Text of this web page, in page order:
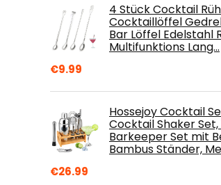
4 Stück Cocktail
Cocktaillöffel
Bar Löffel Edelstahl
Multifunktions Lang…
€9.99
Hossejoy Cocktail
Cocktail Shaker Set,
Barkeeper Set mit
Bambus Ständer,
€26.99